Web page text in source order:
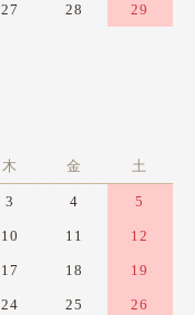
27 28 29
木 金 土
3 4 5
10 11 12
17 18 19
24 25 26